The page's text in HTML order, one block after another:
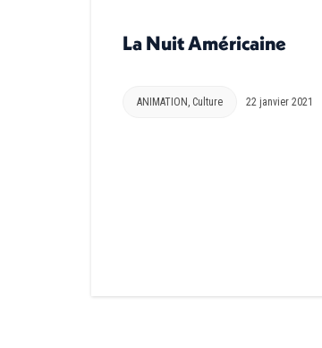
La Nuit Américaine
ANIMATION , Culture 22 janvier 2021